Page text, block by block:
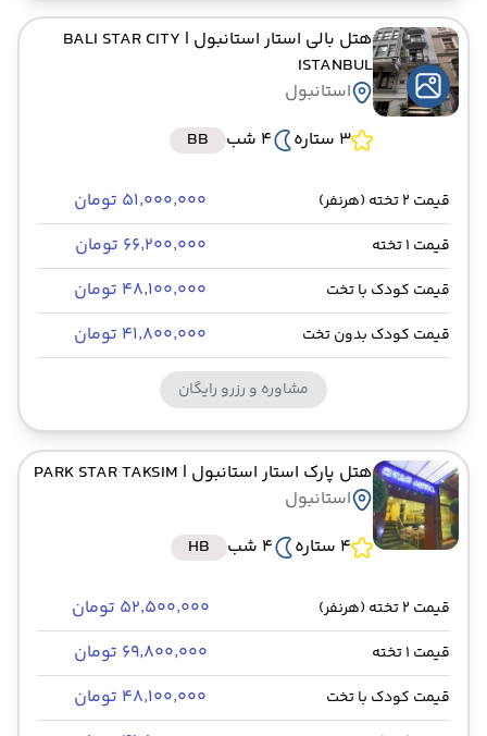
هتل بالی استار استانبول | BALI STAR CITY
ISTANBUL
استانبول
3 ستاره
4 شب BB
قیمت 2 تخته (هرنفر) ۵۱٬۰۰۰٬۰۰۰ تومان
قیمت 1 تخته ۶۶٬۲۰۰٬۰۰۰ تومان
قیمت کودک با تخت ۴۸٬۱۰۰٬۰۰۰ تومان
قیمت کودک بدون تخت ۴۱٬۸۰۰٬۰۰۰ تومان
مشاوره و رزرو رایگان
هتل پارک استار استانبول | PARK STAR TAKSIM
استانبول
4 ستاره
4 شب HB
قیمت 2 تخته (هرنفر) ۵۲٬۵۰۰٬۰۰۰ تومان
قیمت 1 تخته ۶۹٬۸۰۰٬۰۰۰ تومان
قیمت کودک با تخت ۴۸٬۱۰۰٬۰۰۰ تومان